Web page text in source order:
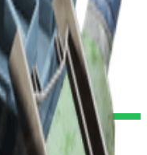
:Krøllet plastflaske